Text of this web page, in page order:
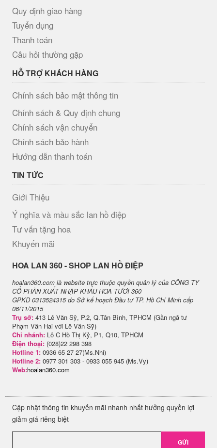
Quy định giao hàng
Tuyển dụng
Thanh toán
Câu hỏi thường gặp
HỖ TRỢ KHÁCH HÀNG
Chính sách bảo mật thông tin
Chính sách & Quy định chung
Chính sách vận chuyển
Chính sách bảo hành
Hướng dẫn thanh toán
TIN TỨC
Giới Thiệu
Ý nghĩa và màu sắc lan hồ điệp
Tư vấn tặng hoa
Khuyến mãi
H​OA LAN 360 - SHOP LAN HỒ ĐIỆP
hoalan360.com là website trực thuộc quyền quản lý của CÔNG TY
CỔ PHẦN XUẤT NHẬP KHẨU HOA TƯƠI 360
GPKD 0313524315 do Sở kế hoạch Đầu tư TP. Hồ Chí Minh cấp
06/11/2015
Trụ sở: 413 Lê Văn Sỹ, P.2, Q.Tân Bình, TPHCM (Gần ngã tư
Phạm Văn Hai với Lê Văn Sỹ)
Chi nhánh: Lô C Hồ Thị Kỷ, P1, Q10, TPHCM
Điện thoại: (028)22 298 398
Hotline 1: 0936 65 27 27(Ms.Nhi)
Hotline 2: 0977 301 303 - 0933 055 945 (Ms.Vy)
Web:hoalan360.com
Cập nhật thông tin khuyến mãi nhanh nhất hưởng quyền lợi
giảm giá riêng biệt
GỬI